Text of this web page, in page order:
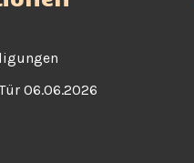
06.06.2026